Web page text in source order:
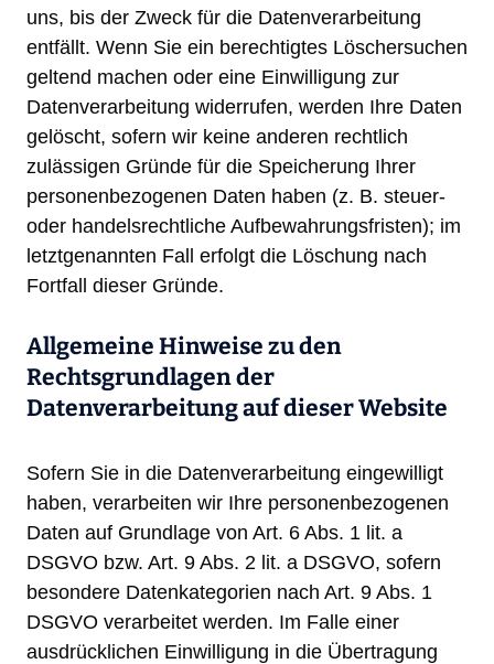
uns, bis der Zweck für die Datenverarbeitung
entfällt. Wenn Sie ein berechtigtes Löschersuchen
geltend machen oder eine Einwilligung zur
Datenverarbeitung widerrufen, werden Ihre Daten
gelöscht, sofern wir keine anderen rechtlich
zulässigen Gründe für die Speicherung Ihrer
personenbezogenen Daten haben (z. B. steuer-
oder handelsrechtliche Aufbewahrungsfristen); im
letztgenannten Fall erfolgt die Löschung nach
Fortfall dieser Gründe.
Allgemeine Hinweise zu den
Rechtsgrundlagen der
Datenverarbeitung auf dieser Website
Sofern Sie in die Datenverarbeitung eingewilligt
haben, verarbeiten wir Ihre personenbezogenen
Daten auf Grundlage von Art. 6 Abs. 1 lit. a
DSGVO bzw. Art. 9 Abs. 2 lit. a DSGVO, sofern
besondere Datenkategorien nach Art. 9 Abs. 1
DSGVO verarbeitet werden. Im Falle einer
ausdrücklichen Einwilligung in die Übertragung